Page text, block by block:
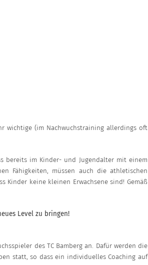
wichtige (im Nachwuchstraining allerdings oft
bereits im Kinder- und Jugendalter mit einem
Fähigkeiten, müssen auch die athletischen
Kinder keine kleinen Erwachsene sind! Gemäß
Level zu bringen!
des TC Bamberg an. Dafür werden die
statt, so dass ein individuelles Coaching auf